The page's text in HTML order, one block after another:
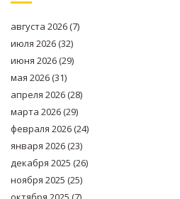
августа 2026(7)
июля 2026(32)
июня 2026(29)
мая 2026(31)
апреля 2026(28)
марта 2026(29)
февраля 2026(24)
января 2026(23)
декабря 2025 (26)
ноября 2025 (25)